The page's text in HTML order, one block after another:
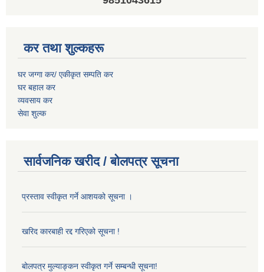
कर तथा शुल्कहरू
घर जग्गा कर/ एकीकृत सम्पति कर
घर बहाल कर
व्यवसाय कर
सेवा शुल्क
सार्वजनिक खरीद / बोलपत्र सूचना
प्रस्ताव स्वीकृत गर्ने आशयको सूचना ।
खरिद कारबाही रद्द गरिएको सूचना !
बोलपत्र मुल्याङ्कन स्वीकृत गर्ने सम्बन्धी सूचना!